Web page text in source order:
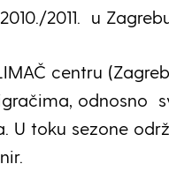
2011. u
centru
odnosno
U toku sezone